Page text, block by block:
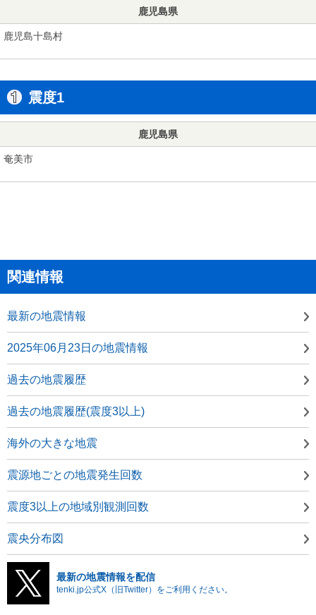
鹿児島県
鹿児島十島村
震度1
鹿児島県
奄美市
関連情報
最新の地震情報
2025年06月23日の地震情報
過去の地震履歴
過去の地震履歴(震度3以上)
海外の大きな地震
震源地ごとの地震発生回数
震度3以上の地域別観測回数
震央分布図
最新の地震情報を配信
tenki.jp公式X（旧Twitter）をご利用ください。